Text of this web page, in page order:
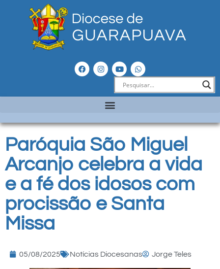
Paróquia São Miguel
Arcanjo celebra a vida
e a fé dos idosos com
procissão e Santa
Missa
05/08/2025 Notícias Diocesanas Jorge Teles